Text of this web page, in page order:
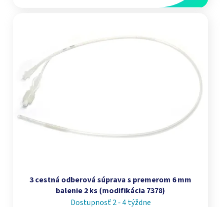
3 cestná odberová súprava s premerom 6 mm
balenie 2 ks (modifikácia 7378)
Dostupnosť 2 - 4 týždne